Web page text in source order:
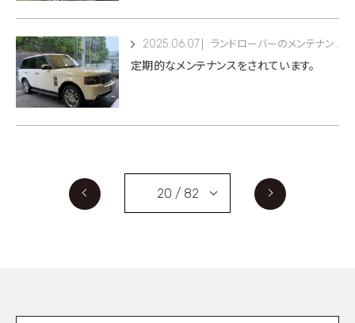
2025.06.07 ランドローバーのメンテナンス
定期的なメンテナンスをされています。